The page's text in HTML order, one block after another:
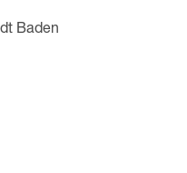
Baden